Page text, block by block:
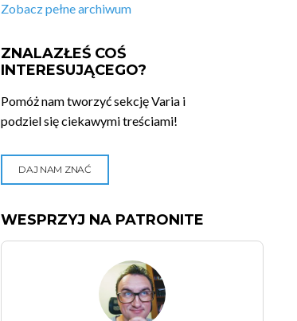
Zobacz pełne archiwum
ZNALAZŁEŚ COŚ
INTERESUJĄCEGO?
Pomóż nam tworzyć sekcję Varia i
podziel się ciekawymi treściami!
DAJ NAM ZNAĆ
WESPRZYJ NA PATRONITE